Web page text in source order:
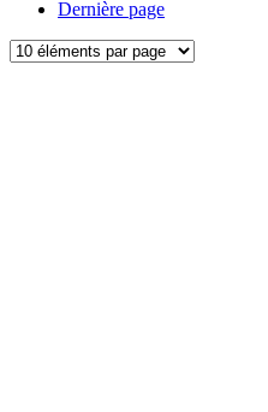
Dernière page